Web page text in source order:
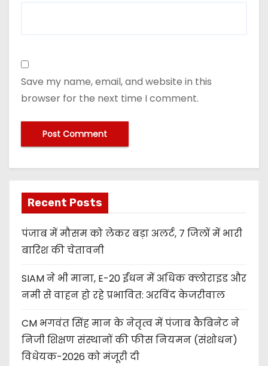
Save my name, email, and website in this
browser for the next time I comment.
Recent Posts
पंजाब में मौसम को लेकर बड़ा अलर्ट, 7 जिलों में भारी
बारिश की चेतावनी
SIAM ने भी माना, E-20 ईंधन में अधिक क्लोराइड और
नमी से वाहन हो रहे प्रभावित: अरविंद केजरीवाल
CM भगवंत सिंह मान के नेतृत्व में पंजाब कैबिनेट ने
निजी शिक्षण संस्थानों की फीस नियमन (संशोधन)
विधेयक-2026 को मंजूरी दी